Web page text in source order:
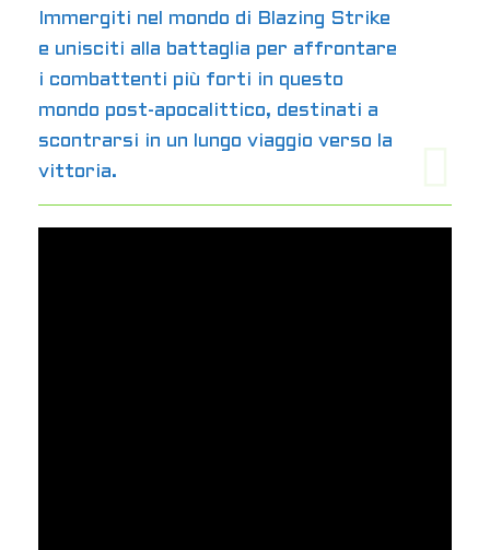
Immergiti nel mondo di Blazing Strike
e unisciti alla battaglia per affrontare
i combattenti più forti in questo
mondo post-apocalittico, destinati a
scontrarsi in un lungo viaggio verso la
vittoria.